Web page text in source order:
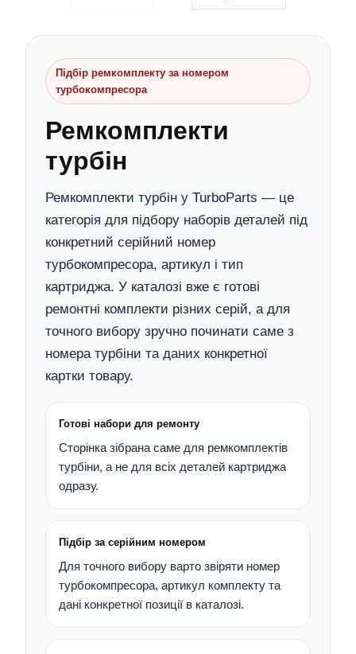
Підбір ремкомплекту за номером
турбокомпресора
Ремкомплекти
турбін
Ремкомплекти турбін у TurboParts — це
категорія для підбору наборів деталей під
конкретний серійний номер
турбокомпресора, артикул і тип
картриджа. У каталозі вже є готові
ремонтні комплекти різних серій, а для
точного вибору зручно починати саме з
номера турбіни та даних конкретної
картки товару.
Готові набори для ремонту
Сторінка зібрана саме для ремкомплектів
турбіни, а не для всіх деталей картриджа
одразу.
Підбір за серійним номером
Для точного вибору варто звіряти номер
турбокомпресора, артикул комплекту та
дані конкретної позиції в каталозі.